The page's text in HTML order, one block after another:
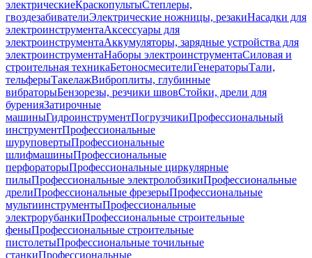
электрическиеКраскопультыСтеплеры,
гвоздезабивателиЭлектрические ножницы, резакиНасадки для
электроинструментаАксессуары для
электроинструментаАккумуляторы, зарядные устройства для
электроинструментаНаборы электроинструментаСиловая и
строительная техникаБетоносмесителиГенераторыТали,
тельферыТакелажВиброплиты, глубинные
вибраторыБензорезы, резчики швовСтойки, дрели для
буренияЗатирочные
машиныГидроинструментПогрузчикиПрофессиональный
инструментПрофессиональные
шуруповертыПрофессиональные
шлифмашиныПрофессиональные
перфораторыПрофессиональные циркулярные
пилыПрофессиональные электролобзикиПрофессиональные
дрелиПрофессиональные фрезерыПрофессиональные
мультиинструментыПрофессиональные
электрорубанкиПрофессиональные строительные
феныПрофессиональные строительные
пистолетыПрофессиональные точильные
станкиПрофессиональные